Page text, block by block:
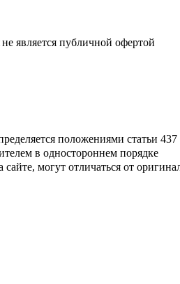
не является публичной офертой
положениями статьи
в одностороннем порядке
могут отличаться от